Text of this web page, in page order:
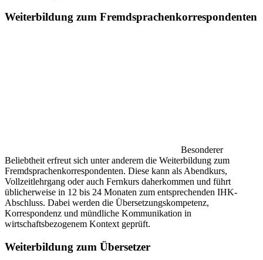
Weiterbildung zum Fremdsprachenkorrespondenten
Besonderer
Beliebtheit erfreut sich unter anderem die Weiterbildung zum
Fremdsprachenkorrespondenten. Diese kann als Abendkurs,
Vollzeitlehrgang oder auch Fernkurs daherkommen und führt
üblicherweise in 12 bis 24 Monaten zum entsprechenden IHK-
Abschluss. Dabei werden die Übersetzungskompetenz,
Korrespondenz und mündliche Kommunikation in
wirtschaftsbezogenem Kontext geprüft.
Weiterbildung zum Übersetzer